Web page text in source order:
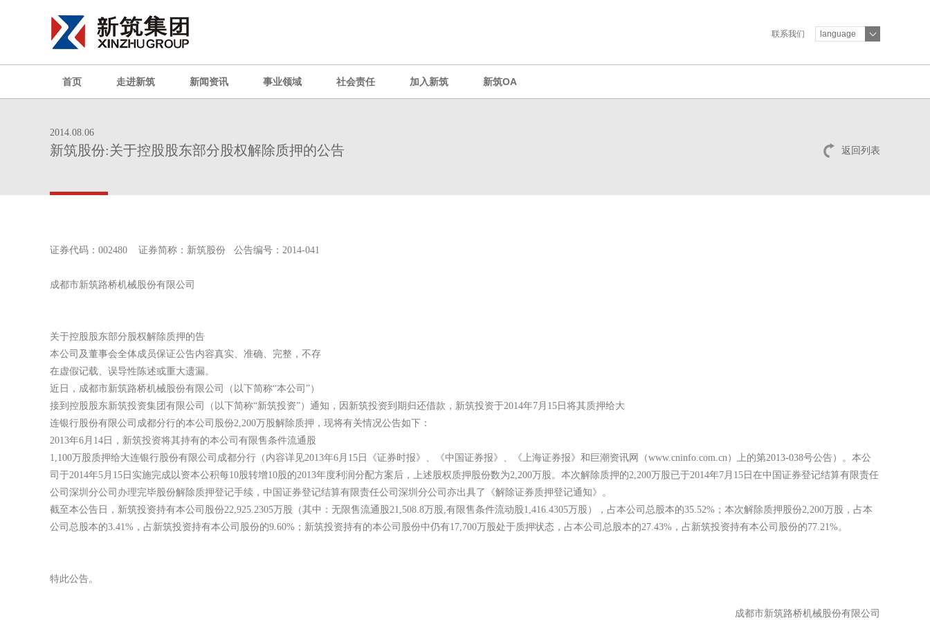
联系我们 language
首页 走进新筑 新闻资讯 事业领域 社会责任 加入新筑 新筑OA
返回列表
2014.08.06
新筑股份:关于控股股东部分股权解除质押的公告
证券代码：002480 证券简称：新筑股份 公告编号：2014-041
成都市新筑路桥机械股份有限公司
关于控股股东部分股权解除质押的告
本公司及董事会全体成员保证公告内容真实、准确、完整，不存
在虚假记载、误导性陈述或重大遗漏。
近日，成都市新筑路桥机械股份有限公司（以下简称“本公司”）
接到控股股东新筑投资集团有限公司（以下简称“新筑投资”）通知，因新筑投资到期归还借款，新筑投资于2014年7月15日将其质押给大
连银行股份有限公司成都分行的本公司股份2,200万股解除质押，现将有关情况公告如下：
2013年6月14日，新筑投资将其持有的本公司有限售条件流通股
1,100万股质押给大连银行股份有限公司成都分行（内容详见2013年6月15日《证券时报》、《中国证券报》、《上海证券报》和巨潮资讯网（www.cninfo.com.cn）上的第2013-038号公告）。本公
司于2014年5月15日实施完成以资本公积每10股转增10股的2013年度利润分配方案后，上述股权质押股份数为2,200万股。本次解除质押的2,200万股已于2014年7月15日在中国证券登记结算有限责任
公司深圳分公司办理完毕股份解除质押登记手续，中国证券登记结算有限责任公司深圳分公司亦出具了《解除证券质押登记通知》。
截至本公告日，新筑投资持有本公司股份22,925.2305万股（其中：无限售流通股21,508.8万股,有限售条件流动股1,416.4305万股），占本公司总股本的35.52%；本次解除质押股份2,200万股，占本
公司总股本的3.41%，占新筑投资持有本公司股份的9.60%；新筑投资持有的本公司股份中仍有17,700万股处于质押状态，占本公司总股本的27.43%，占新筑投资持有本公司股份的77.21%。
特此公告。
成都市新筑路桥机械股份有限公司